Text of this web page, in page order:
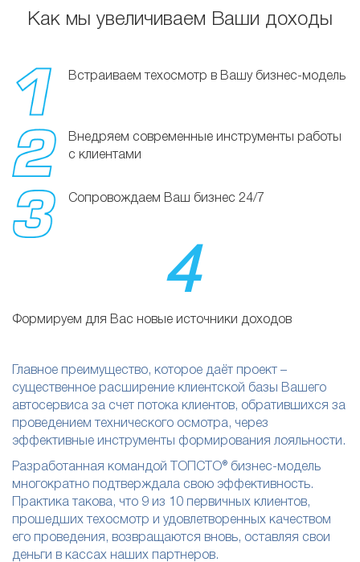
Как мы увеличиваем Ваши доходы
Встраиваем техосмотр в Вашу бизнес-модель
Внедряем современные инструменты работы
с клиентами
Сопровождаем Ваш бизнес 24/7
4
Формируем для Вас новые источники доходов
Главное преимущество, которое даёт проект –
существенное расширение клиентской базы Вашего
автосервиса за счет потока клиентов, обратившихся за
проведением технического осмотра, через
эффективные инструменты формирования лояльности.
Разработанная командой ТОПСТО® бизнес-модель
многократно подтверждала свою эффективность.
Практика такова, что 9 из 10 первичных клиентов,
прошедших техосмотр и удовлетворенных качеством
его проведения, возвращаются вновь, оставляя свои
деньги в кассах наших партнеров.